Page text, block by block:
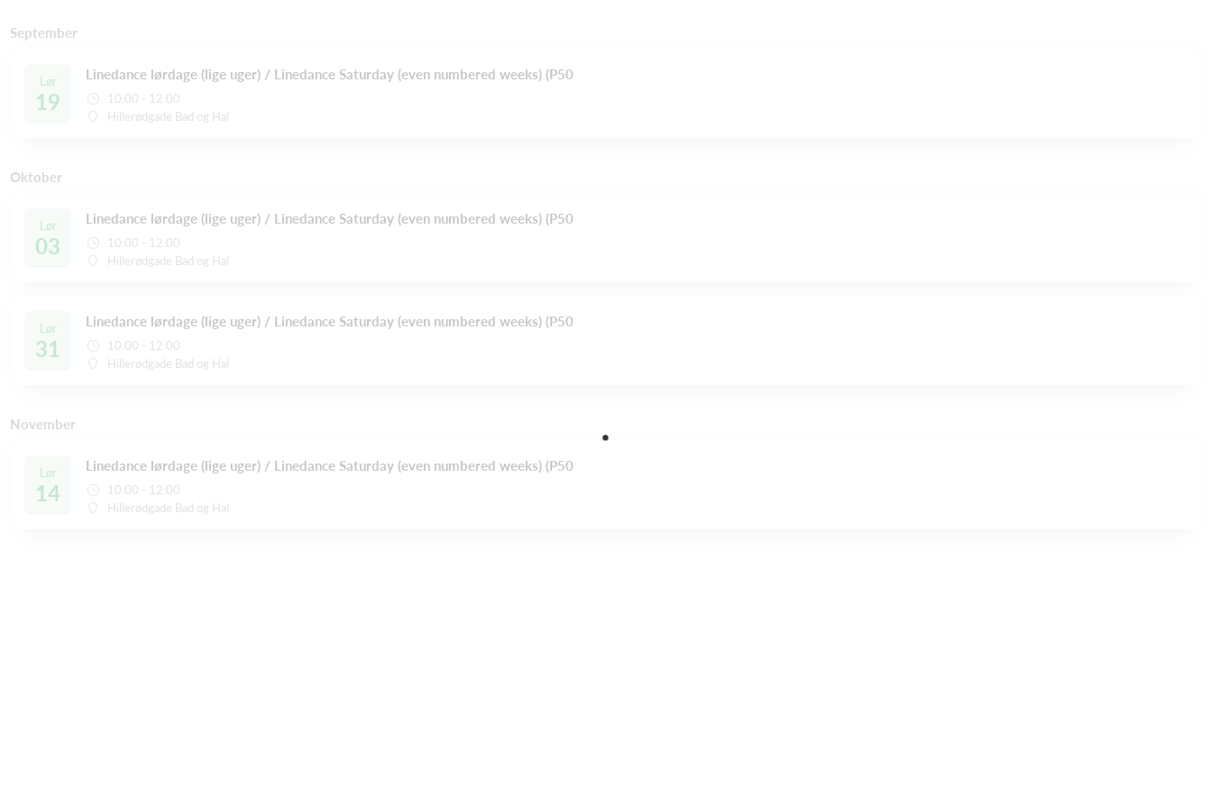
September
Lør
19
Linedance lørdage (lige uger) / Linedance Saturday (even numbered weeks) (P50
10:00 - 12:00
Hillerødgade Bad og Hal
Oktober
Lør
03
Linedance lørdage (lige uger) / Linedance Saturday (even numbered weeks) (P50
10:00 - 12:00
Hillerødgade Bad og Hal
Lør
31
Linedance lørdage (lige uger) / Linedance Saturday (even numbered weeks) (P50
10:00 - 12:00
Hillerødgade Bad og Hal
November
Lør
14
Linedance lørdage (lige uger) / Linedance Saturday (even numbered weeks) (P50
10:00 - 12:00
Hillerødgade Bad og Hal